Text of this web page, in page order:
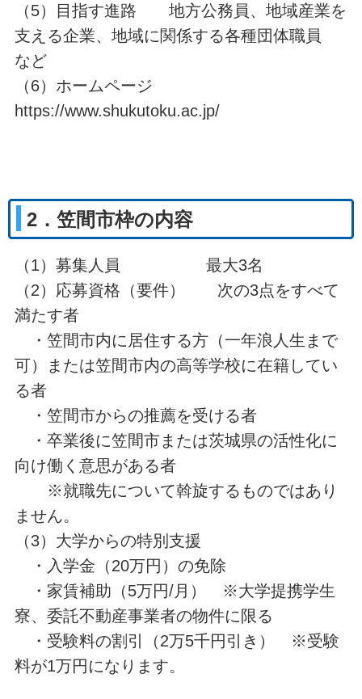
（5）目指す進路 地方公務員、地域産業を
支える企業、地域に関係する各種団体職員
など
（6）ホームページ
https://www.shukutoku.ac.jp/
2．笠間市枠の内容
（1）募集人員 最大3名
（2）応募資格（要件） 次の3点をすべて
満たす者
・笠間市内に居住する方（一年浪人生まで
可）または笠間市内の高等学校に在籍してい
る者
・笠間市からの推薦を受ける者
・卒業後に笠間市または茨城県の活性化に
向け働く意思がある者
※就職先について斡旋するものではあり
ません。
（3）大学からの特別支援
・入学金（20万円）の免除
・家賃補助（5万円/月） ※大学提携学生
寮、委託不動産事業者の物件に限る
・受験料の割引（2万5千円引き） ※受験
料が1万円になります。